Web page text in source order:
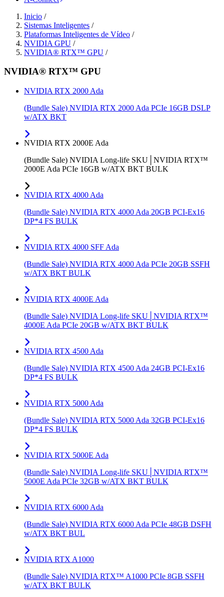
Inicio /
Sistemas Inteligentes /
Plataformas Inteligentes de Vídeo /
NVIDIA GPU /
NVIDIA® RTX™ GPU /
NVIDIA® RTX™ GPU
NVIDIA RTX 2000 Ada
(Bundle Sale) NVIDIA RTX 2000 Ada PCIe 16GB DSLP
w/ATX BKT
NVIDIA RTX 2000E Ada
(Bundle Sale) NVIDIA Long-life SKU│NVIDIA RTX™
2000E Ada PCIe 16GB w/ATX BKT BULK
NVIDIA RTX 4000 Ada
(Bundle Sale) NVIDIA RTX 4000 Ada 20GB PCI-Ex16
DP*4 FS BULK
NVIDIA RTX 4000 SFF Ada
(Bundle Sale) NVIDIA RTX 4000 Ada PCIe 20GB SSFH
w/ATX BKT BULK
NVIDIA RTX 4000E Ada
(Bundle Sale) NVIDIA Long-life SKU│NVIDIA RTX™
4000E Ada PCIe 20GB w/ATX BKT BULK
NVIDIA RTX 4500 Ada
(Bundle Sale) NVIDIA RTX 4500 Ada 24GB PCI-Ex16
DP*4 FS BULK
NVIDIA RTX 5000 Ada
(Bundle Sale) NVIDIA RTX 5000 Ada 32GB PCI-Ex16
DP*4 FS BULK
NVIDIA RTX 5000E Ada
(Bundle Sale) NVIDIA Long-life SKU│NVIDIA RTX™
5000E Ada PCIe 32GB w/ATX BKT BULK
NVIDIA RTX 6000 Ada
(Bundle Sale) NVIDIA RTX 6000 Ada PCIe 48GB DSFH
w/ATX BKT BUL
NVIDIA RTX A1000
(Bundle Sale) NVIDIA RTX™ A1000 PCIe 8GB SSFH
w/ATX BKT BULK